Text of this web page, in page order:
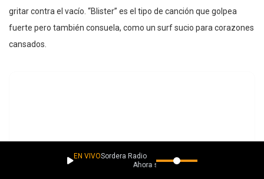
gritar contra el vacío. “Blister” es el tipo de canción que golpea
fuerte pero también consuela, como un surf sucio para corazones
cansados.
EN VIVOSordera Radio
Ahora suena